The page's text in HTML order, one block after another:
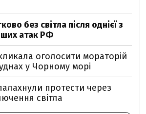
без світла після однієї з
атак РФ
оголосити мораторій
у Чорному морі
протести через
світла